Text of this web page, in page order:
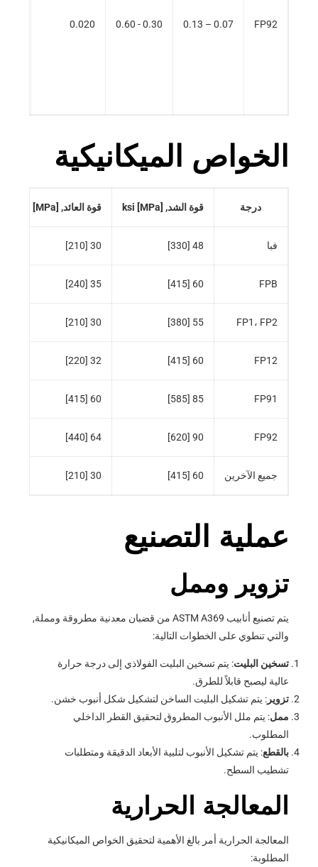
FP92
0.07 – 0.13
0.30 - 0.60
0.020
الخواص الميكانيكية
درجة قوة الشد, ksi [MPa] قوة العائد, ksi [MPa]
فبا 48 [330]
30 [210]
FPB
60 [415]
35 [240]
FP1، FP2 55 [380]
30 [210]
FP12
60 [415]
32 [220]
FP91
85 [585]
60 [415]
FP92
90 [620]
64 [440]
جميع الآخرين 60 [415]
30 [210]
عملية التصنيع
تزوير وممل
يتم تصنيع أنابيب ASTM A369 من قضبان معدنية مطروقة ومملة,
والتي تنطوي على الخطوات التالية:
تسخين البليت: يتم تسخين البليت الفولاذي إلى درجة حرارة
عالية ليصبح قابلاً للطرق.
تزوير: يتم تشكيل البليت الساخن لتشكيل شكل أنبوب خشن.
ممل: يتم ملل الأنبوب المطروق لتحقيق القطر الداخلي
المطلوب.
بالقطع: يتم تشكيل الأنبوب لتلبية الأبعاد الدقيقة ومتطلبات
تشطيب السطح.
المعالجة الحرارية
المعالجة الحرارية أمر بالغ الأهمية لتحقيق الخواص الميكانيكية
المطلوبة: